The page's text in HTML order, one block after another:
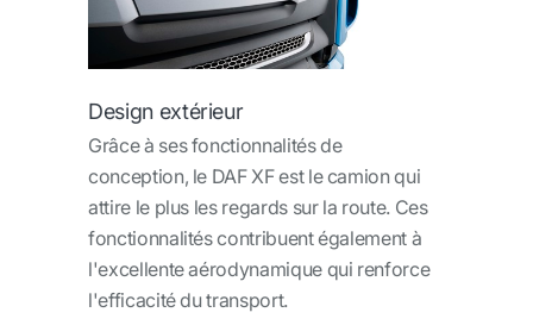
Design extérieur
Grâce à ses fonctionnalités de
conception, le DAF XF est le camion qui
attire le plus les regards sur la route. Ces
fonctionnalités contribuent également à
l'excellente aérodynamique qui renforce
l'efficacité du transport.